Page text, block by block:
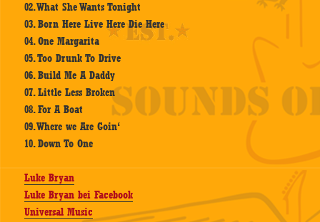
02. What She Wants Tonight
03. Born Here Live Here Die Here
04. One Margarita
05. Too Drunk To Drive
06. Build Me A Daddy
07. Little Less Broken
08. For A Boat
09. Where we Are Goin‘
10. Down To One
Luke Bryan
Luke Bryan bei Facebook
Universal Music